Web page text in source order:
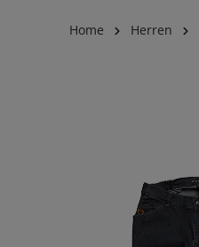
Home Herren